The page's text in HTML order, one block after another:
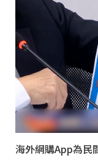
海外網購App為民